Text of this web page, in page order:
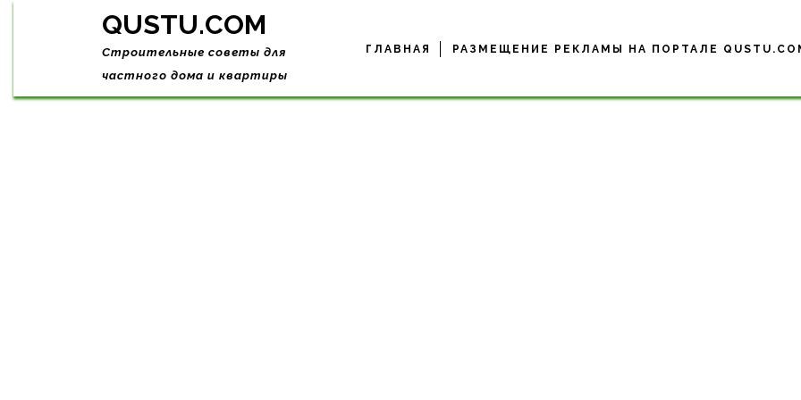
Skip
QUSTU.COM
Строительные советы для
частного дома и квартиры
ГЛАВНАЯ РАЗМЕЩЕНИЕ РЕКЛАМЫ НА ПОРТАЛЕ